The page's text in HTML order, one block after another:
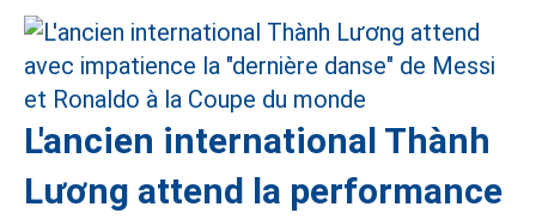
L'ancien international Thành
Lương attend la performance